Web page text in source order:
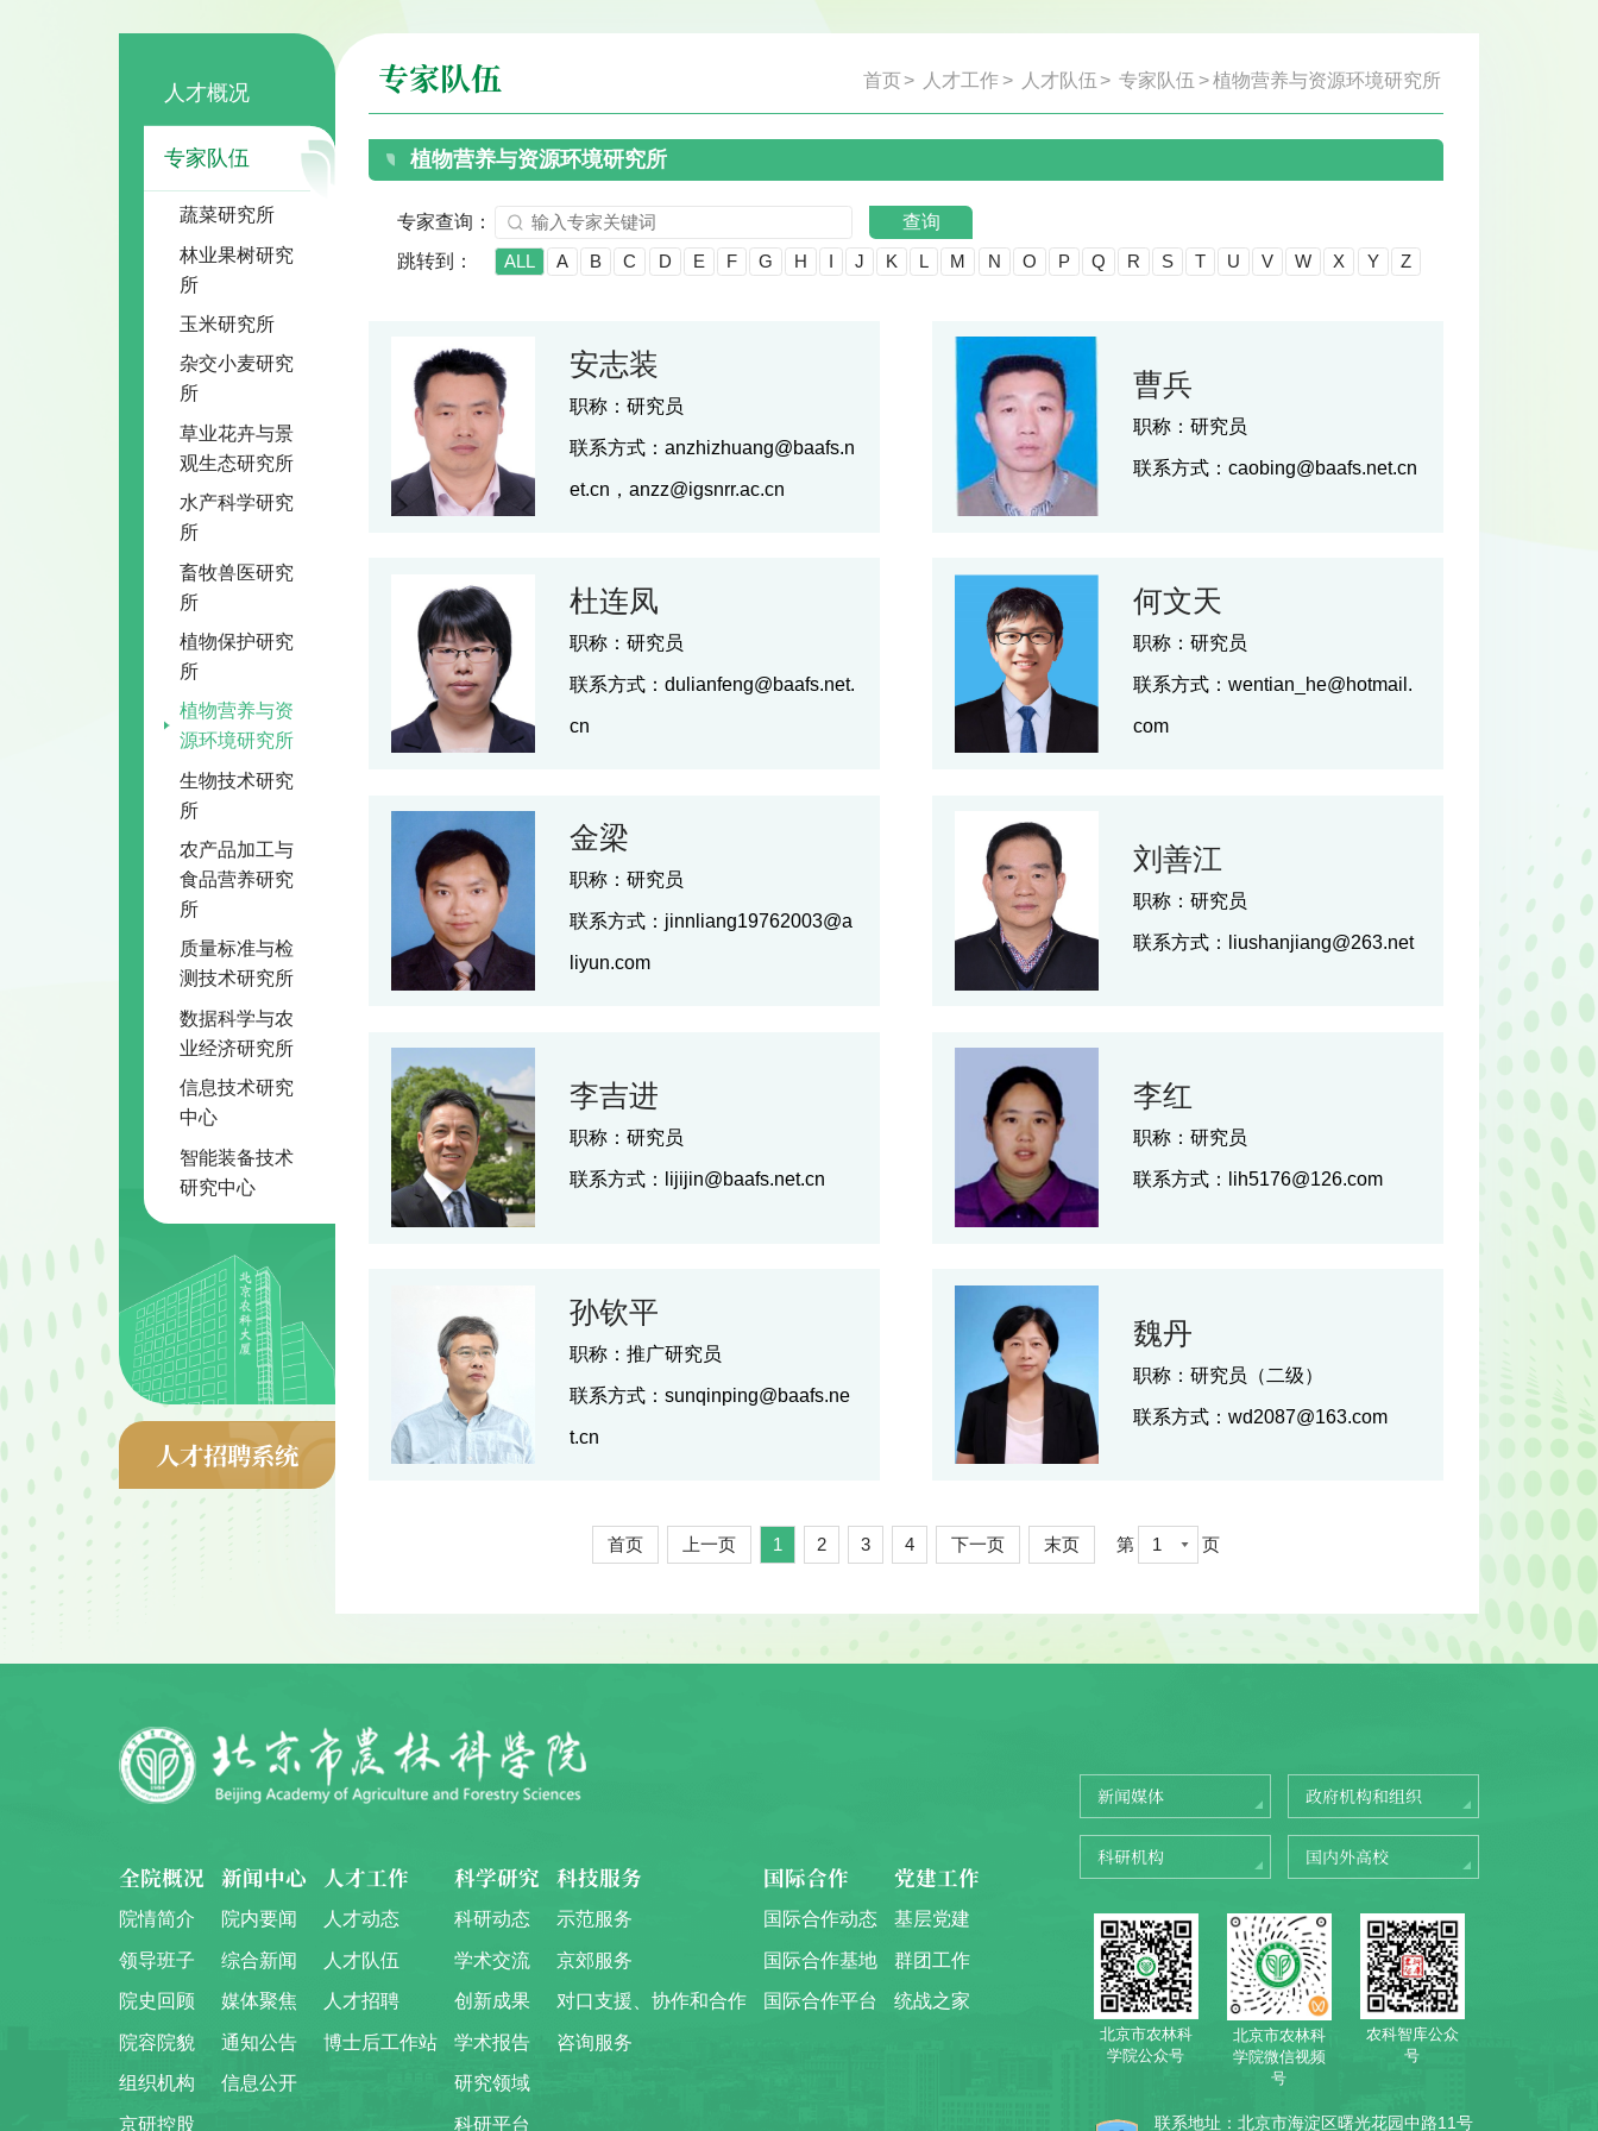
人才概况
专家队伍
蔬菜研究所
林业果树研究
所
玉米研究所
杂交小麦研究
所
草业花卉与景
观生态研究所
水产科学研究
所
畜牧兽医研究
所
植物保护研究
所
植物营养与资
源环境研究所
生物技术研究
所
农产品加工与
食品营养研究
所
质量标准与检
测技术研究所
数据科学与农
业经济研究所
信息技术研究
中心
智能装备技术
研究中心
人才招聘系统
首页> 人才工作 > 人才队伍 > 专家队伍 >植物营养与资源环境研究所
专家队伍
植物营养与资源环境研究所
专家查询：
查询
跳转到：
ALL A B C D E F G H J K L M N O P Q R S T U V W X Y Z
安志装
职称：研究员
联系方式：anzhizhuang@baafs.n
et.cn，anzz@igsnrr.ac.cn
曹兵
职称：研究员
联系方式：caobing@baafs.net.cn
杜连凤
职称：研究员
联系方式：dulianfeng@baafs.net.
cn
何文天
职称：研究员
联系方式：wentian_he@hotmail.
com
金梁
职称：研究员
联系方式： jinnliang19762003@a
liyun.com
刘善江
职称：研究员
联系方式： liushanjiang@263.net
李吉进
职称：研究员
联系方式：
lijijin@baafs.net.cn
李红
职称：研究员
联系方式：
lih5176@126.com
孙钦平
职称：推广研究员
联系方式：sunqinping@baafs.ne
t.cn
魏丹
职称：研究员（二级）
联系方式：wd2087@163.com
首页 上一页 1 2 3 4 下一页 末页 第 1 页
全院概况
院情简介
领导班子
院史回顾
院容院貌
组织机构
京研控股
新闻中心
院内要闻
综合新闻
媒体聚焦
通知公告
信息公开
人才工作
人才动态
人才队伍
人才招聘
博士后工作站
科学研究
科研动态
学术交流
创新成果
学术报告
研究领域
科研平台
科技服务
示范服务
京郊服务
对口支援、协作和合作
咨询服务
国际合作
国际合作动态
国际合作基地
国际合作平台
党建工作
基层党建
群团工作
统战之家
新闻媒体 政府机构和组织
科研机构 国内外高校
北京市农林科
学院公众号
北京市农林科
学院微信视频
号
农科智库公众
号
联系地址：北京市海淀区曙光花园中路11号